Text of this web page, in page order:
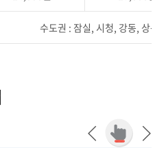
수도권 : 잠실, 시청, 강동, 상봉